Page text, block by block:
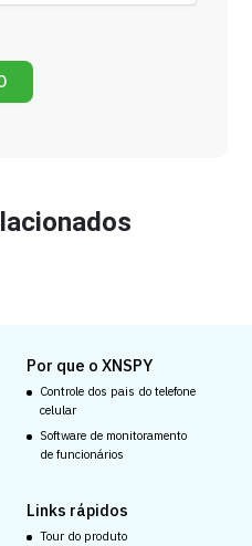
Por que o XNSPY
Controle dos pais do telefone
celular
Software de monitoramento
de funcionários
Links rápidos
Tour do produto